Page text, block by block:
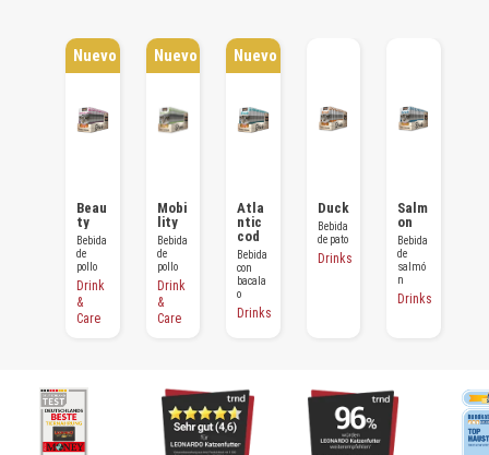
Nuevo
Beau
ty
Bebida
de
pollo
Drink
&
Care
Nuevo
Mobi
lity
Bebida
de
pollo
Drink
&
Care
Nuevo
Atla
ntic
cod
Bebida
con
bacala
o
Drinks
Duck
Bebida
de pato
Drinks
Salm
on
Bebida
de
salmó
n
Drinks